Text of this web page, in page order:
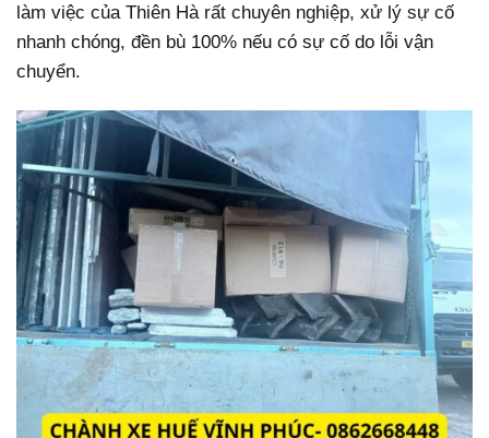
làm việc của Thiên Hà rất chuyên nghiệp, xử lý sự cố
nhanh chóng, đền bù 100% nếu có sự cố do lỗi vận
chuyển.